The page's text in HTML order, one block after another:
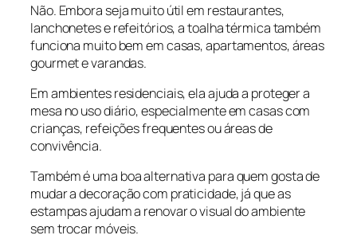
Não. Embora seja muito útil em restaurantes,
lanchonetes e refeitórios, a toalha térmica também
funciona muito bem em casas, apartamentos, áreas
gourmet e varandas.
Em ambientes residenciais, ela ajuda a proteger a
mesa no uso diário, especialmente em casas com
crianças, refeições frequentes ou áreas de
convivência.
Também é uma boa alternativa para quem gosta de
mudar a decoração com praticidade, já que as
estampas ajudam a renovar o visual do ambiente
sem trocar móveis.